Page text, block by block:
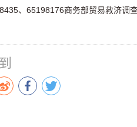
、65198176商务部贸易救济调